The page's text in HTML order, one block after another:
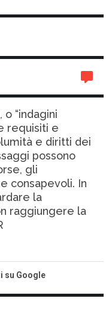
“indagini
requisiti e
e diritti dei
possono
gli
consapevoli. In
la
raggiungere la
su Google